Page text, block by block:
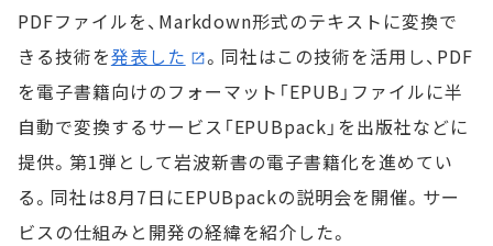
PDFファイルを、Markdown形式のテキストに変換で
きる技術を発表した
。同社はこの技術を活用し、PDF
を電子書籍向けのフォーマット「EPUB」ファイルに半
自動で変換するサービス「EPUBpack」を出版社などに
提供。第1弾として岩波新書の電子書籍化を進めてい
る。同社は8月7日にEPUBpackの説明会を開催。サー
ビスの仕組みと開発の経緯を紹介した。